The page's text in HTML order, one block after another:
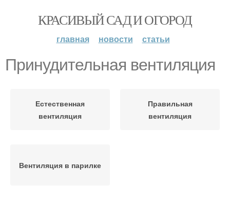
КРАСИВЫЙ САД И ОГОРОД
главная новости статьи
Принудительная вентиляция
Естественная
вентиляция
Правильная
вентиляция
Вентиляция в парилке